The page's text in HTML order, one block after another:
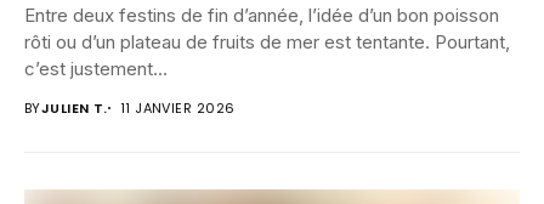
Entre deux festins de fin d’année, l’idée d’un bon poisson
rôti ou d’un plateau de fruits de mer est tentante. Pourtant,
c’est justement...
BYJULIEN T. 11 JANVIER 2026